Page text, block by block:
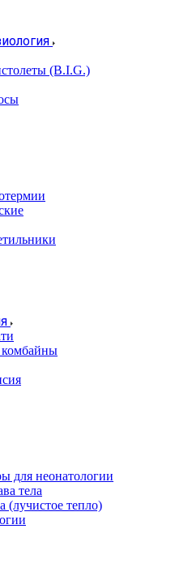
(B.I.G.)
комбайны
для неонатологии
тела
(лучистое тепло)